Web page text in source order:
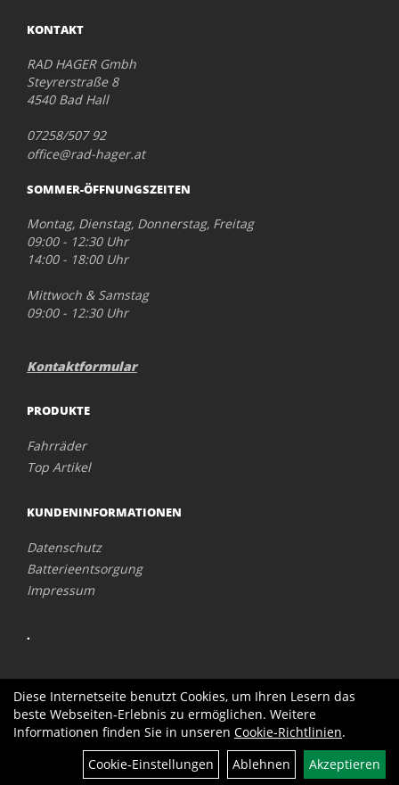
KONTAKT
RAD HAGER Gmbh
Steyrerstraße 8
4540 Bad Hall
07258/507 92
office@rad-hager.at
SOMMER-ÖFFNUNGSZEITEN
Montag, Dienstag, Donnerstag, Freitag
09:00 - 12:30 Uhr
14:00 - 18:00 Uhr
Mittwoch & Samstag
09:00 - 12:30 Uhr
Kontaktformular
PRODUKTE
Fahrräder
Top Artikel
KUNDENINFORMATIONEN
Datenschutz
Batterieentsorgung
Impressum
.
Diese Internetseite benutzt Cookies, um Ihren Lesern das
beste Webseiten-Erlebnis zu ermöglichen. Weitere
Informationen finden Sie in unseren Cookie-Richtlinien.
Cookie-Einstellungen
Ablehnen Akzeptieren